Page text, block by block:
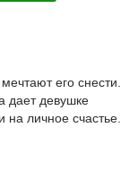
его снести.
дает девушке
личное счастье.